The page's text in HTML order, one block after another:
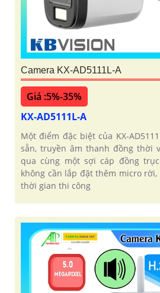
Camera KX-AD5111L-A
Giá :5%-35%
KX-AD5111L-A
Một điểm đặc biệt của
sẵn, truyền âm thanh đồng thời
qua cùng một sợi cáp đồng
không cần lắp đặt thêm micro
thời gian thi công